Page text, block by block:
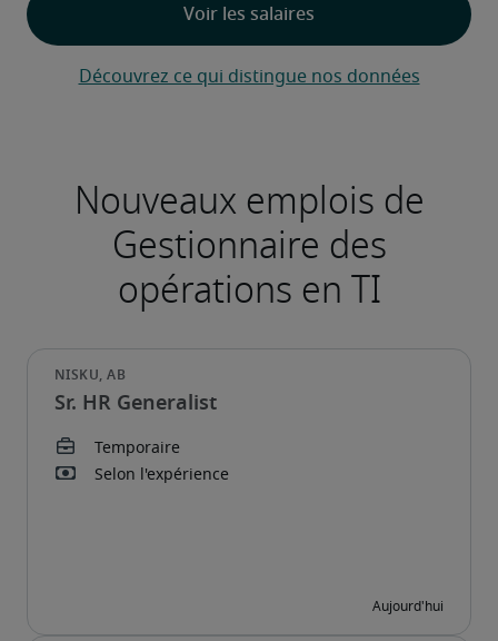
Découvrez ce qui distingue nos données
Sr. HR Generalist